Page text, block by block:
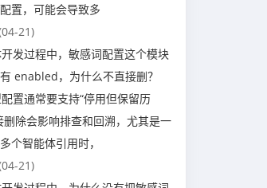
置，可能会导致多
21)
发过程中，敏感词配置这个模块
enabled，为什么不直接删？
置通常要支持“停用但保留历
删除会影响排查和回溯，尤其是一
个智能体引用时，
21)